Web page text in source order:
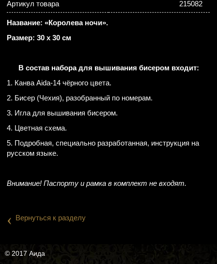
Артикул товара 215082
Название: «Королева ночи».
Размер: 30 х 30 см
В состав набора для вышивания бисером входит:
1. Канва Aida-14 чёрного цвета.
2. Бисер (Чехия), разобранный по номерам.
3. Игла для вышивания бисером.
4. Цветная схема.
5. Подробная, специально разработанная, инструкция на
русском языке.
Внимание! Паспорту и рамка в комплект не входят.
‹ Вернуться к разделу
© 2017 Аида